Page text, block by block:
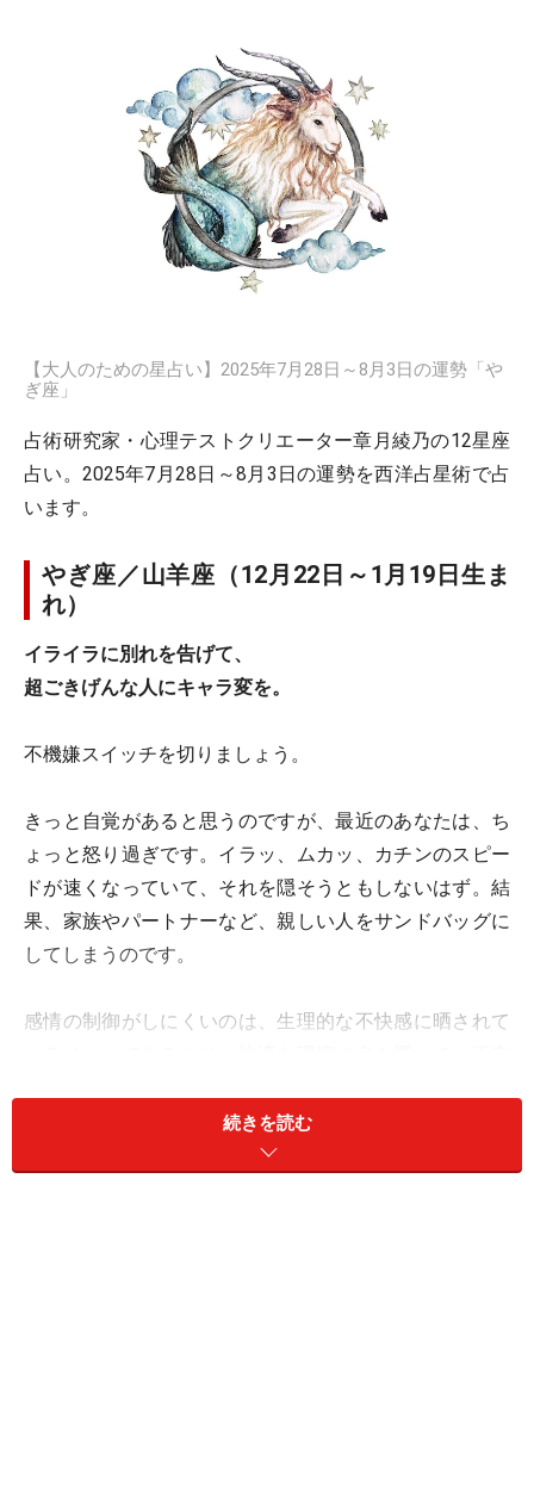
【大人のための星占い】2025年7月28日～8月3日の運勢「や
ぎ座」
占術研究家・心理テストクリエーター章月綾乃の12星座
占い。2025年7月28日～8月3日の運勢を西洋占星術で占
います。
やぎ座／山羊座（12月22日～1月19日生ま
れ）
イライラに別れを告げて、
超ごきげんな人にキャラ変を。
不機嫌スイッチを切りましょう。
きっと自覚があると思うのですが、最近のあなたは、ち
ょっと怒り過ぎです。イラッ、ムカッ、カチンのスピー
ドが速くなっていて、それを隠そうともしないはず。結
果、家族やパートナーなど、親しい人をサンドバッグに
してしまうのです。
感情の制御がしにくいのは、生理的な不快感に晒されて
続きを読む